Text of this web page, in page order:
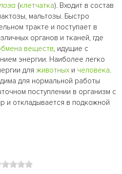
(клетчатка). Входит в состав
мальтозы. Быстро
тракте и поступает в
органов и тканей, где
веществ, идущие с
энергии. Наиболее легко
для животных и человека.
для нормальной работы
поступлении в организм с
и откладывается в подкожной